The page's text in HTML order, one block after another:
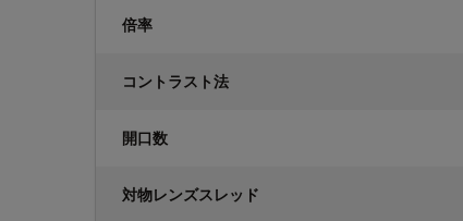
倍率
コントラスト法
開口数
対物レンズスレッド